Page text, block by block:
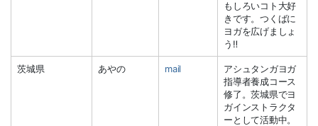
もしろいコト大好
きです。つくばに
ヨガを広げましょ
う‼︎
茨城県 あやの mail
アシュタンガヨガ
指導者養成コース
修了。茨城県でヨ
ガインストラクタ
ーとして活動中。